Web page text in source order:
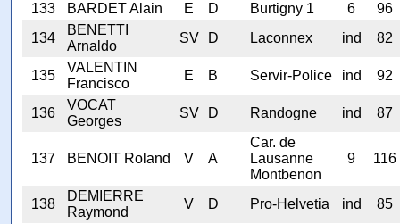
133
BARDET Alain E D Burtigny 1 6
96
134
BENETTI
Arnaldo
SV D Laconnex ind 82
135
VALENTIN
Francisco
E B Servir-Police ind 92
136
VOCAT
Georges
SV D Randogne ind 87
137 BENOIT Roland V A
Car. de
Lausanne
Montbenon
9 116
138
DEMIERRE
Raymond
V D Pro-Helvetia ind 85